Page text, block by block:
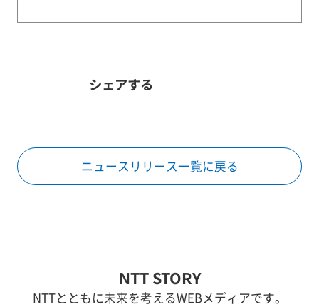
シェアする
ニュースリリース一覧に戻る
NTT STORY
NTTとともに未来を考えるWEBメディアです。